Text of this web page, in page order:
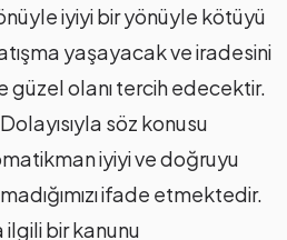
iyiyi bir yönüyle kötüyü
yaşayacak ve iradesini
güzel olanı tercih edecektir.
söz konusu
iyiyi ve doğruyu
ifade etmektedir.
ilgili bir kanunu